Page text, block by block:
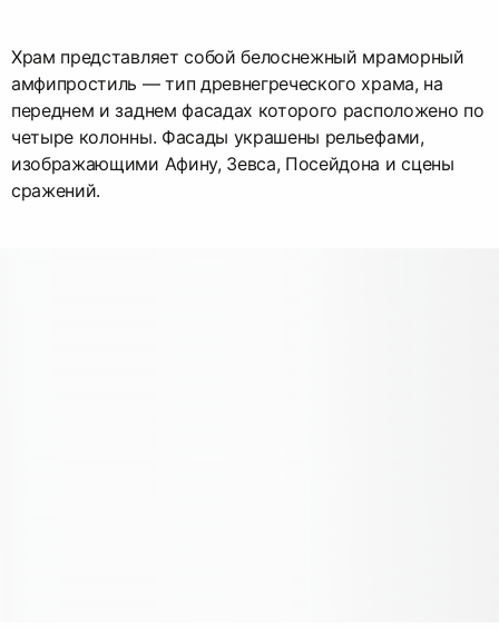
Храм представляет собой белоснежный мраморный
амфипростиль — тип древнегреческого храма, на
переднем и заднем фасадах которого расположено по
четыре колонны. Фасады украшены рельефами,
изображающими Афину, Зевса, Посейдона и сцены
сражений.